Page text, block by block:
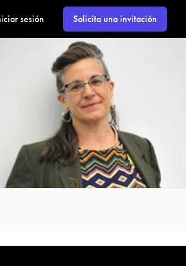
sesión Solicita una invitación